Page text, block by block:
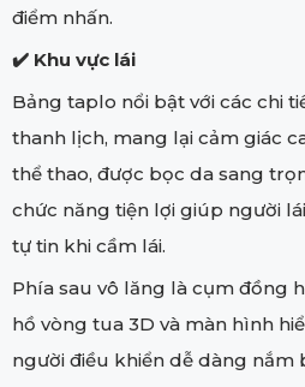
điểm nhấn.
✔️ Khu vực lái
Bảng taplo nổi bật với các chi
thanh lịch, mang lại cảm giác
thể thao, được bọc da sang
chức năng tiện lợi giúp người
tự tin khi cầm lái.
Phía sau vô lăng là cụm đồng
hồ vòng tua 3D và màn hình
người điều khiển dễ dàng nắm